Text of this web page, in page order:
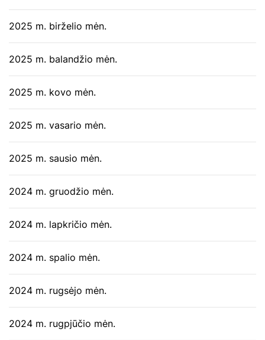
2025 m. birželio mėn.
2025 m. balandžio mėn.
2025 m. kovo mėn.
2025 m. vasario mėn.
2025 m. sausio mėn.
2024 m. gruodžio mėn.
2024 m. lapkričio mėn.
2024 m. spalio mėn.
2024 m. rugsėjo mėn.
2024 m. rugpjūčio mėn.